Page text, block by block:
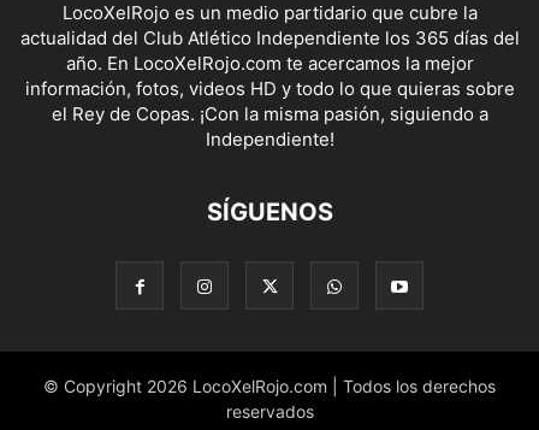
LocoXelRojo es un medio partidario que cubre la
actualidad del Club Atlético Independiente los 365 días del
año. En LocoXelRojo.com te acercamos la mejor
información, fotos, videos HD y todo lo que quieras sobre
el Rey de Copas. ¡Con la misma pasión, siguiendo a
Independiente!
SÍGUENOS
© Copyright 2026 LocoXelRojo.com | Todos los derechos
reservados